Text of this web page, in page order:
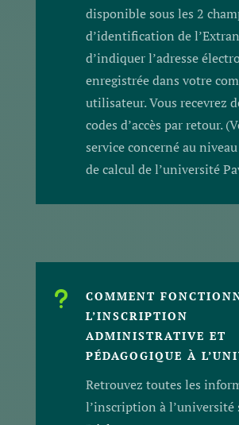
disponible sous les 2
d’identification de
d’indiquer l’adresse
enregistrée dans votre
utilisateur. Vous recevrez
codes d’accès par retour.
service concerné au
de calcul de l’université
u
COMMENT
L’INSCRIPTION
ADMINISTRATIVE ET
PÉDAGOGIQUE À
Retrouvez toutes les
l’inscription à l’université